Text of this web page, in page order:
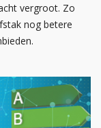
vergroot. Zo
nog betere